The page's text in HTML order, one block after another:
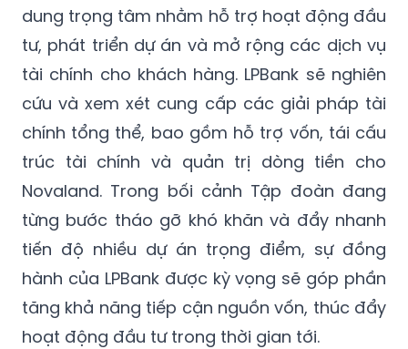
dung trọng tâm nhằm hỗ trợ hoạt động đầu
tư, phát triển dự án và mở rộng các dịch vụ
tài chính cho khách hàng. LPBank sẽ nghiên
cứu và xem xét cung cấp các giải pháp tài
chính tổng thể, bao gồm hỗ trợ vốn, tái cấu
trúc tài chính và quản trị dòng tiền cho
Novaland. Trong bối cảnh Tập đoàn đang
từng bước tháo gỡ khó khăn và đẩy nhanh
tiến độ nhiều dự án trọng điểm, sự đồng
hành của LPBank được kỳ vọng sẽ góp phần
tăng khả năng tiếp cận nguồn vốn, thúc đẩy
hoạt động đầu tư trong thời gian tới.